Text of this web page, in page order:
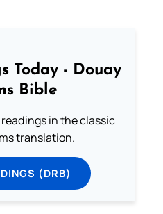
Today - Douay
Bible
in the classic
translation.
(DRB)